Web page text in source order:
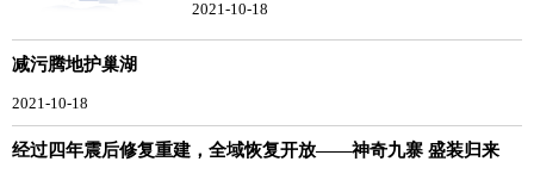
2021-10-18
减污腾地护巢湖
2021-10-18
经过四年震后修复重建，全域恢复开放——神奇九寨 盛装归来